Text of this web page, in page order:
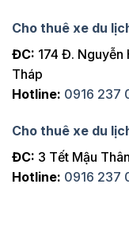
Cho thuê xe du
ĐC: 174 Đ. Nguyễn
Tháp
Hotline: 0916 237
Cho thuê xe du
ĐC: 3 Tết Mậu
Hotline: 0916 237